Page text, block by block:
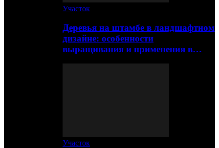
Участок
Деревья на штамбе в ландшафтном
дизайне: особенности
выращивания и применения в…
Участок